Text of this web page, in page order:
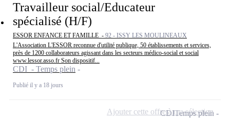
Travailleur social/Educateur
spécialisé (H/F)
ESSOR ENFANCE ET FAMILLE - 92 - ISSY LES MOULINEAUX
L'Association L'ESSOR reconnue d'utilité publique, 50 établissements et services,
près de 1200 collaborateurs agissant dans les secteurs médico-social et social
www.lessor.asso.fr Son dispositif...
CDI - Temps plein
Publié il y a 18 jours
CDITemps plein
Ajouter cette offre à ma sélection